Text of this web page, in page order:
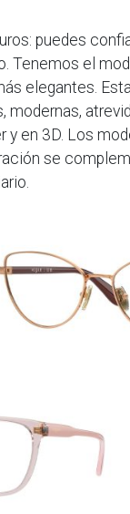
puedes
Tenemos el
elegantes.
modernas,
y en 3D. Los
se